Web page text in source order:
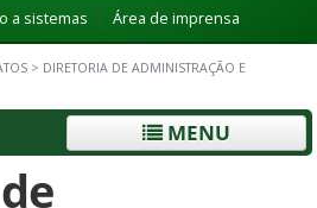
a sistemas Área de imprensa
> DIRETORIA DE ADMINISTRAÇÃO E
MENU